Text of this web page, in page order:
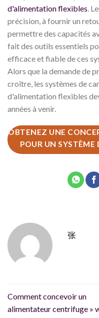
d'alimentation flexibles.
précision, à fournir un
permettre des capacités
fait des outils essentiels
efficace et fiable de ces
Alors que la demande de
croître, les systèmes de
d'alimentation flexibles
années à venir.
OBTENEZ UNE
POUR UN
张
Comment concevoir un
alimentateur centrifuge »